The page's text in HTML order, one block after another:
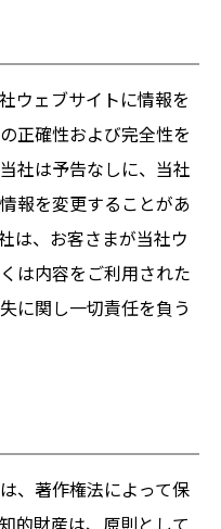
ウェブサイトに情報を
正確性および完全性を
社は予告なしに、当社
報を変更することがあ
は、お客さまが当社ウ
は内容をご利用された
に関し一切責任を負う
、著作権法によって保
的財産は、原則として